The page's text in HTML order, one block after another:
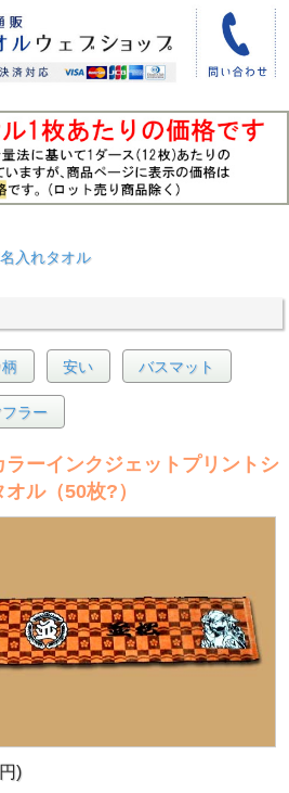
入れタオル
安い バスマット
フラー
ラーインクジェットプリントシ
ル（50枚?）
)